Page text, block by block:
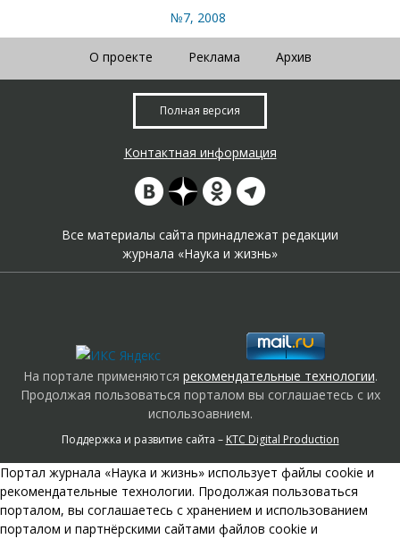
№7, 2008
О проекте Реклама Архив
Полная версия
Контактная информация
Все материалы сайта принадлежат редакции
журнала «Наука и жизнь»
На портале применяются рекомендательные технологии.
Продолжая пользоваться порталом вы соглашаетесь с их
использоавнием.
Поддержка и развитие сайта – KTC Digital Production
Портал журнала «Наука и жизнь» использует файлы cookie и
рекомендательные технологии. Продолжая пользоваться
порталом, вы соглашаетесь с хранением и использованием
порталом и партнёрскими сайтами файлов cookie и